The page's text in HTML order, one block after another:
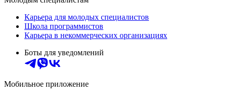
Карьера для молодых специалистов
Школа программистов
Карьера в некоммерческих организациях
Боты для уведомлений
Мобильное приложение